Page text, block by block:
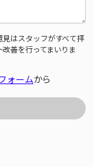
はスタッフがすべて拝
善を行ってまいりま
ォームから